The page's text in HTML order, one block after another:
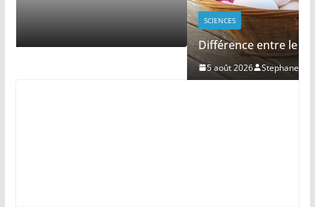
Différence entre le folate et l’acide folique